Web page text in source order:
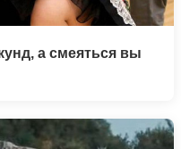
а смеяться вы